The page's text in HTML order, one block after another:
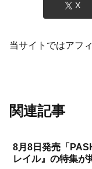
X
当サイトではアフ
関連記事
8月8日発売「
レイル』の特集が